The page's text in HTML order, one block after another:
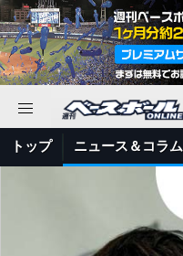
トップ ニュース＆コラム